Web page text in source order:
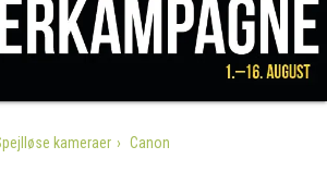
kameraer Canon